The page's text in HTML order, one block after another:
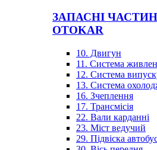
ЗАПАСНІ
OTOKAR
10. Двигун
11. Система
12. Система
13. Система
16. Зчеплення
17. Трансмісія
22. Вали карданні
23. Міст ведучий
29. Підвіска